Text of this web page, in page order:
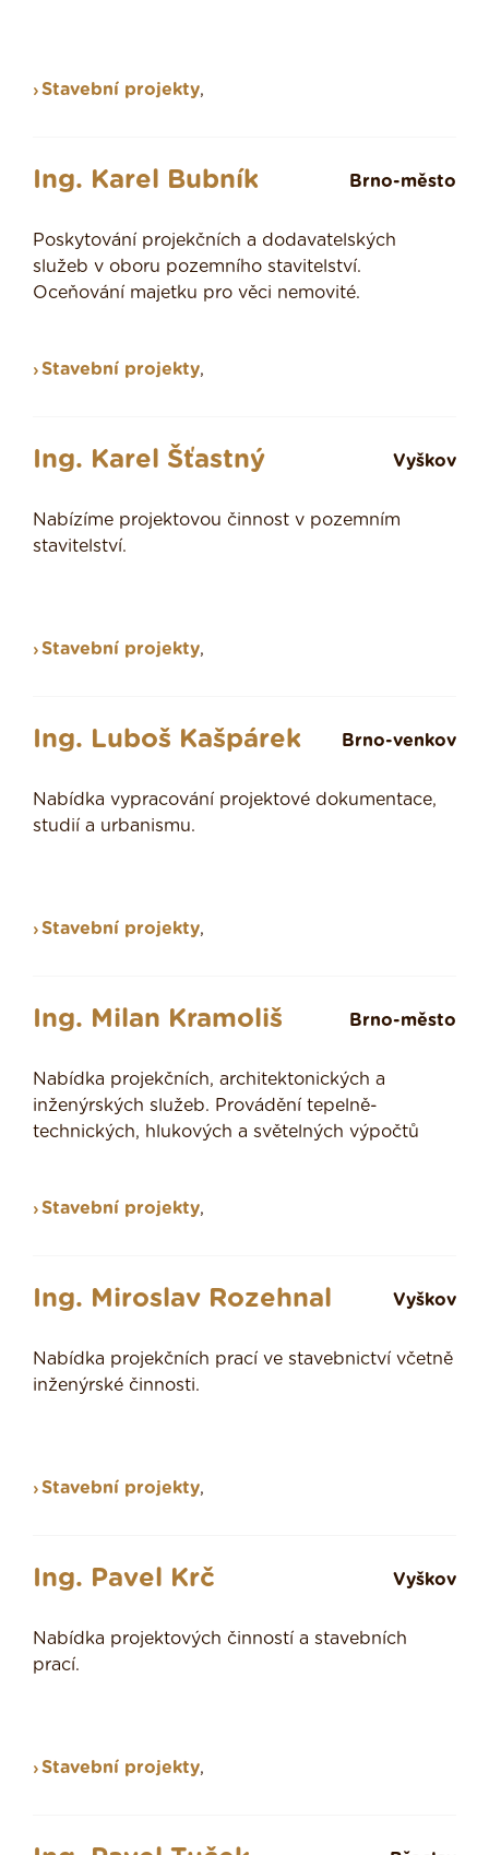
Stavební projekty,
Ing. Karel Bubník Brno-město
Poskytování projekčních a dodavatelských
služeb v oboru pozemního stavitelství.
Oceňování majetku pro věci nemovité.
Stavební projekty,
Ing. Karel Šťastný Vyškov
Nabízíme projektovou činnost v pozemním
stavitelství.
Stavební projekty,
Ing. Luboš Kašpárek Brno-venkov
Nabídka vypracování projektové dokumentace,
studií a urbanismu.
Stavební projekty,
Ing. Milan Kramoliš Brno-město
Nabídka projekčních, architektonických a
inženýrských služeb. Provádění tepelně-
technických, hlukových a světelných výpočtů
Stavební projekty,
Ing. Miroslav Rozehnal Vyškov
Nabídka projekčních prací ve stavebnictví včetně
inženýrské činnosti.
Stavební projekty,
Ing. Pavel Krč Vyškov
Nabídka projektových činností a stavebních
prací.
Stavební projekty,